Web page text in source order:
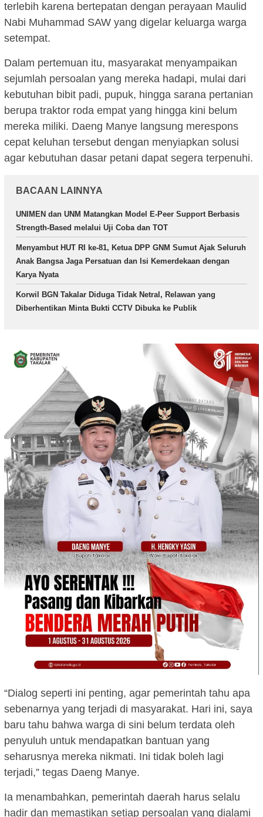
terlebih karena bertepatan dengan perayaan Maulid
Nabi Muhammad SAW yang digelar keluarga warga
setempat.
Dalam pertemuan itu, masyarakat menyampaikan
sejumlah persoalan yang mereka hadapi, mulai dari
kebutuhan bibit padi, pupuk, hingga sarana pertanian
berupa traktor roda empat yang hingga kini belum
mereka miliki. Daeng Manye langsung merespons
cepat keluhan tersebut dengan menyiapkan solusi
agar kebutuhan dasar petani dapat segera terpenuhi.
BACAAN LAINNYA
UNIMEN dan UNM Matangkan Model E-Peer Support Berbasis
Strength-Based melalui Uji Coba dan TOT
Menyambut HUT RI ke-81, Ketua DPP GNM Sumut Ajak Seluruh
Anak Bangsa Jaga Persatuan dan Isi Kemerdekaan dengan
Karya Nyata
Korwil BGN Takalar Diduga Tidak Netral, Relawan yang
Diberhentikan Minta Bukti CCTV Dibuka ke Publik
“Dialog seperti ini penting, agar pemerintah tahu apa
sebenarnya yang terjadi di masyarakat. Hari ini, saya
baru tahu bahwa warga di sini belum terdata oleh
penyuluh untuk mendapatkan bantuan yang
seharusnya mereka nikmati. Ini tidak boleh lagi
terjadi,” tegas Daeng Manye.
Ia menambahkan, pemerintah daerah harus selalu
hadir dan memastikan setiap persoalan yang dialami